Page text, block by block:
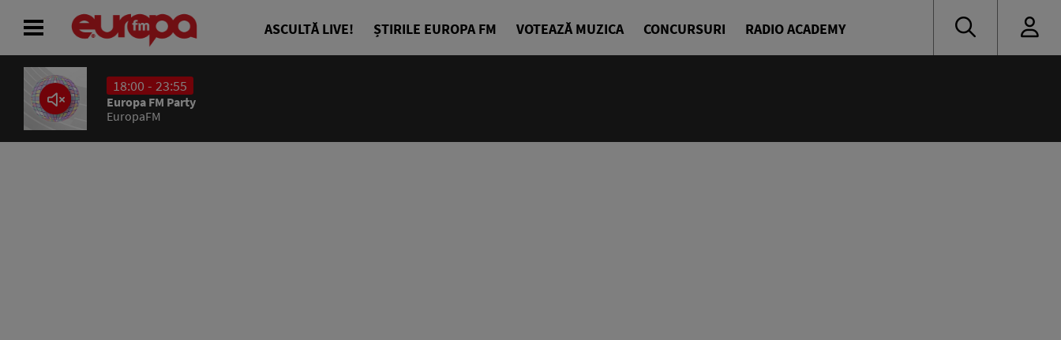
ASCULTĂ LIVE! ȘTIRILE EUROPA FM VOTEAZĂ MUZICA CONCURSURI RADIO ACADEMY
18:00 - 23:55
Europa FM Party
EuropaFM
ACASĂ
ȘTIRI